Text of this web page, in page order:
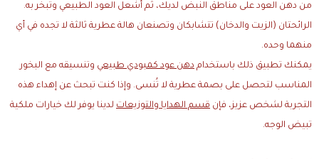
من دهن العود على مناطق النبض لديك، ثم أشعل العود الطبيعي وتبخر به.
الرائحتان (الزيت والدخان) تتشابكان وتصنعان هالة عطرية ثالثة لا تجده في أي
منهما وحده.
يمكنك تطبيق ذلك باستخدام دهن عود كمبودي طبيعي وتنسيقه مع البخور
المناسب لتحصل على بصمة عطرية لا تُنسى. وإذا كنت تبحث عن إهداء هذه
التجربة لشخص عزيز، فإن قسم الهدايا والتوزيعات لدينا يوفر لك خيارات ملكية
تبيض الوجه.